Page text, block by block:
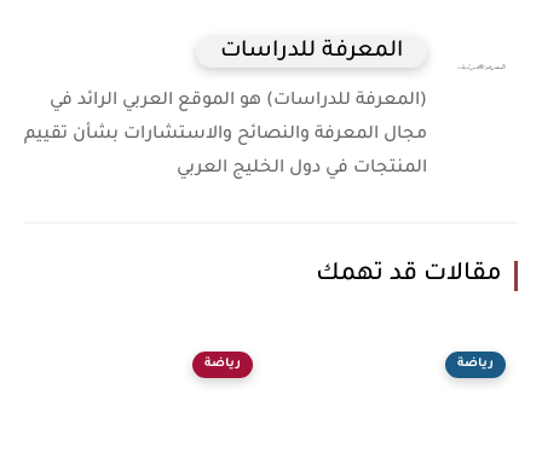
المعرفة للدراسات
(المعرفة للدراسات) هو الموقع العربي الرائد في
مجال المعرفة والنصائح والاستشارات بشأن تقييم
المنتجات في دول الخليج العربي
مقالات قد تهمك
رياضة رياضة